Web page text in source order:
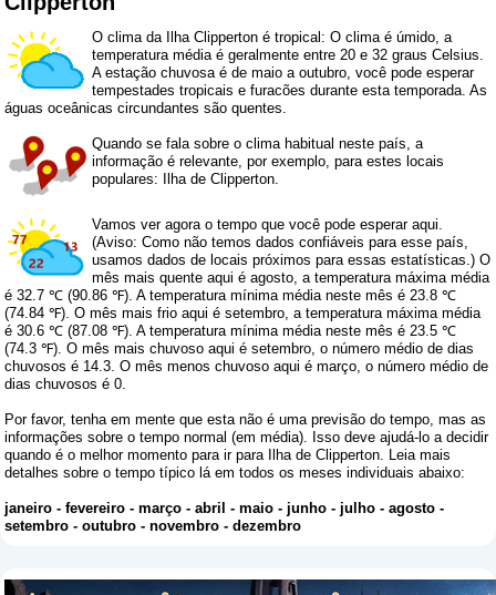
O clima da Ilha Clipperton é tropical: O clima é úmido, a
temperatura média é geralmente entre 20 e 32 graus Celsius.
A estação chuvosa é de maio a outubro, você pode esperar
tempestades tropicais e furacões durante esta temporada. As
águas oceânicas circundantes são quentes.
Quando se fala sobre o clima habitual neste país, a
informação é relevante, por exemplo, para estes locais
populares: Ilha de Clipperton.
Vamos ver agora o tempo que você pode esperar aqui.
(Aviso: Como não temos dados confiáveis ​​para esse país,
usamos dados de locais próximos para essas estatísticas.) O
mês mais quente aqui é agosto, a temperatura máxima média
é 32.7 ℃ (90.86 ℉). A temperatura mínima média neste mês é 23.8 ℃
(74.84 ℉). O mês mais frio aqui é setembro, a temperatura máxima média
é 30.6 ℃ (87.08 ℉). A temperatura mínima média neste mês é 23.5 ℃
(74.3 ℉). O mês mais chuvoso aqui é setembro, o número médio de dias
chuvosos é 14.3. O mês menos chuvoso aqui é março, o número médio de
dias chuvosos é 0.
Por favor, tenha em mente que esta não é uma previsão do tempo, mas as
informações sobre o tempo normal (em média). Isso deve ajudá-lo a decidir
quando é o melhor momento para ir para Ilha de Clipperton. Leia mais
detalhes sobre o tempo típico lá em todos os meses individuais abaixo:
janeiro -fevereiro -março -abril -maio - junho - julho -agosto -
setembro -outubro -novembro -dezembro